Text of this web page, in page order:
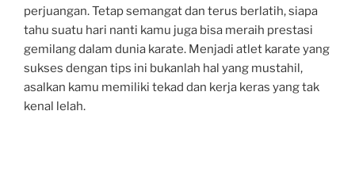
perjuangan. Tetap semangat dan terus berlatih, siapa
tahu suatu hari nanti kamu juga bisa meraih prestasi
gemilang dalam dunia karate. Menjadi atlet karate yang
sukses dengan tips ini bukanlah hal yang mustahil,
asalkan kamu memiliki tekad dan kerja keras yang tak
kenal lelah.